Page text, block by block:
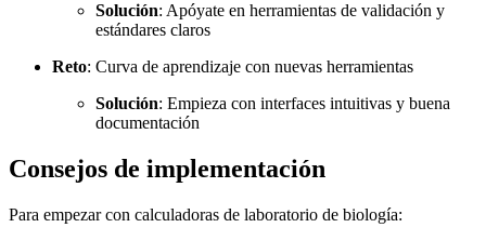
Solución: Apóyate en herramientas de validación y
estándares claros
Reto: Curva de aprendizaje con nuevas herramientas
Solución: Empieza con interfaces intuitivas y buena
documentación
Consejos de implementación
Para empezar con calculadoras de laboratorio de biología: